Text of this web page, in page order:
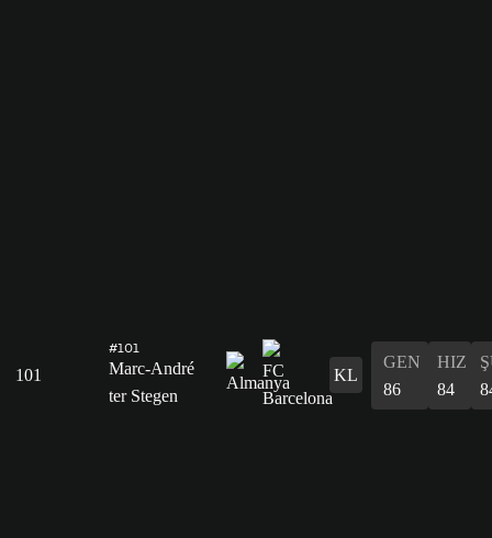
101
#101
Marc-André
ter Stegen
KL
GEN
86
HIZ
84